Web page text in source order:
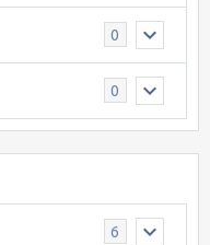
0
0
6